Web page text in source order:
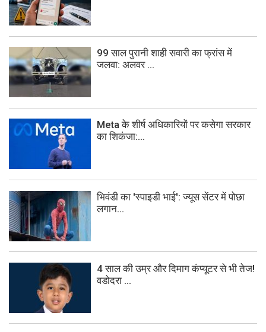
99 साल पुरानी शाही सवारी का फ्रांस में
जलवा: अलवर ...
Meta के शीर्ष अधिकारियों पर कसेगा सरकार
का शिकंजा:...
भिवंडी का 'स्पाइडी भाई': ज्यूस सेंटर में पोछा
लगान...
4 साल की उम्र और दिमाग कंप्यूटर से भी तेज!
वडोदरा ...